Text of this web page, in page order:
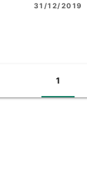
31/12/2019
1